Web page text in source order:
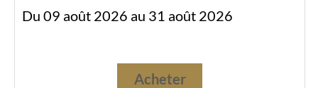
Du 09 août 2026 au 31 août 2026
Acheter